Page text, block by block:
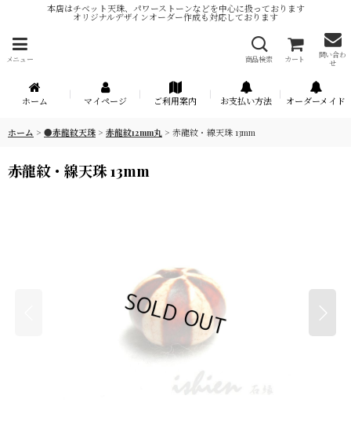
本店はチベット天珠、パワーストーンなどを中心に扱っております
オリジナルデザインオーダー作成も対応しております
メニュー 商品検索 カート
問い合わ
せ
ホーム マイページ ご利用案内 お支払い方法 オーダーメイド
ホーム > ●赤龍紋天珠 > 赤龍紋12mm丸 > 赤龍紋・線天珠 13mm
赤龍紋・線天珠 13mm